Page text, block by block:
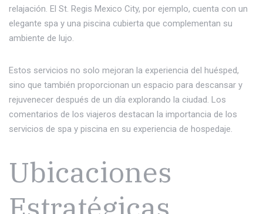
relajación. El St. Regis Mexico City, por ejemplo, cuenta con un
elegante spa y una piscina cubierta que complementan su
ambiente de lujo.
Estos servicios no solo mejoran la experiencia del huésped,
sino que también proporcionan un espacio para descansar y
rejuvenecer después de un día explorando la ciudad. Los
comentarios de los viajeros destacan la importancia de los
servicios de spa y piscina en su experiencia de hospedaje.
Ubicaciones